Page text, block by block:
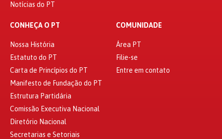
Notícias do PT
CONHEÇA O PT
Nossa História
Estatuto do PT
Carta de Princípios do PT
Manifesto de Fundação do PT
Estrutura Partidária
Comissão Executiva Nacional
Diretório Nacional
Secretarias e Setoriais
COMUNIDADE
Área PT
Filie-se
Entre em contato